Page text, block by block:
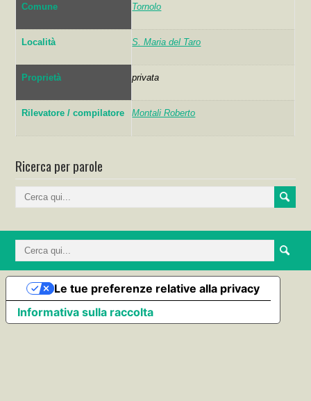
Comune Tornolo
Località S. Maria del Taro
Proprietà privata
Rilevatore / compilatore Montali Roberto
Ricerca per parole
Informativa sulla raccolta
Le tue preferenze relative alla privacy